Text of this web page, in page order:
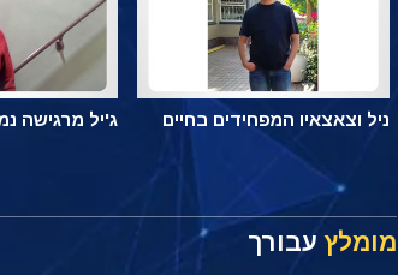
ניל וצאצאיו המפחידים בחיים ג'יל מרגישה
מומלץעבורך